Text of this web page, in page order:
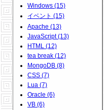
Windows (15)
イベント (15)
Apache (13)
JavaScript (13)
HTML (12)
tea break (12)
MongoDB (8)
CSS (7)
Lua (7)
Oracle (6)
VB (6)